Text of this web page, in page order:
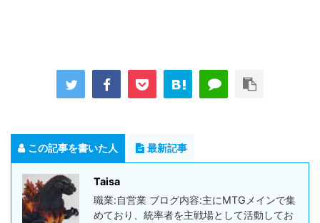
この記事を書いた人 最新記事
Taisa
職業:自営業 ブログ内容:主にMTGメインで集
めており、統率者を主戦場として活動してお